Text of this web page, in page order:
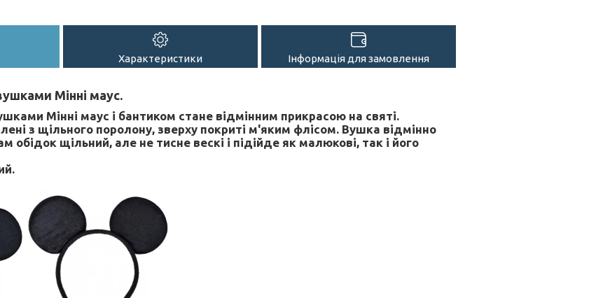
Характеристики Інформація для замовлення
Мінні маус.
Мінні маус і бантиком стане відмінним прикрасою на святі.
з щільного поролону, зверху покриті м'яким флісом. Вушка відмінно
обідок щільний, але не тисне вескі і підійде як малюкові, так і його